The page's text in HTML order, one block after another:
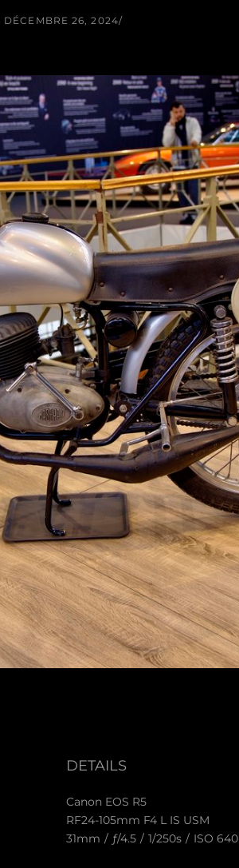
DÉCEMBRE 26, 2024/
DETAILS
Canon EOS R5
RF24-105mm F4 L IS USM
31mm / ƒ/4.5 / 1/250s / ISO 640